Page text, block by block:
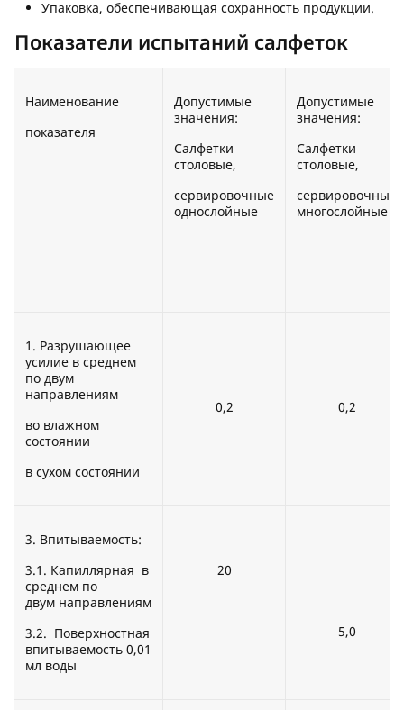
Упаковка, обеспечивающая сохранность продукции.
Показатели испытаний салфеток
Наименование
показателя
Допустимые
значения:
Салфетки
столовые,
сервировочные
однослойные
Допустимые
значения:
Салфетки
столовые,
сервировочные
многослойные
1. Разрушающее
усилие в среднем
по двум
направлениям
во влажном
состоянии
в сухом состоянии
0,2 0,2
3. Впитываемость:
3.1. Капиллярная в
среднем по
двум направлениям
3.2. Поверхностная
впитываемость 0,01
мл воды
20
5,0